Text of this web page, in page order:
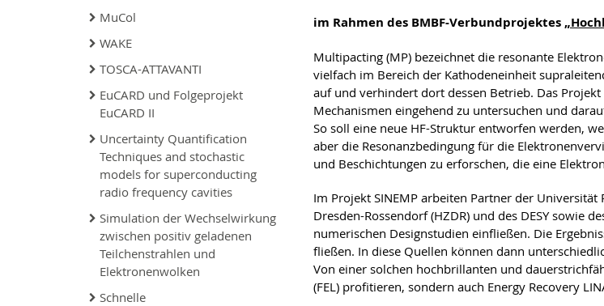
MuCol
WAKE
TOSCA-ATTAVANTI
EuCARD und Folgeprojekt
EuCARD II
Uncertainty Quantification
Techniques and stochastic
models for superconducting
radio frequency cavities
Simulation der Wechselwirkung
zwischen positiv geladenen
Teilchenstrahlen und
Elektronenwolken
Schnelle
im Rahmen des BMBF-Verbundprojektes
Multipacting (MP) bezeichnet die resonante
vielfach im Bereich der Kathodeneinheit
auf und verhindert dort dessen Betrieb. Das
Mechanismen eingehend zu untersuchen und
So soll eine neue HF-Struktur entworfen werden,
aber die Resonanzbedingung für die
und Beschichtungen zu erforschen, die eine
Im Projekt SINEMP arbeiten Partner der
Dresden-Rossendorf (HZDR) und des DESY sowie
numerischen Designstudien einfließen. Die
fließen. In diese Quellen können dann
Von einer solchen hochbrillanten und
(FEL) profitieren, sondern auch Energy Recovery